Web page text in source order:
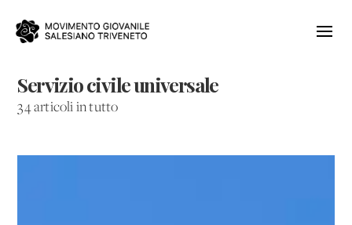
Servizio civile universale
34 articoli in tutto